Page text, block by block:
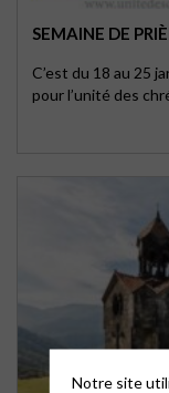
SEMAINE DE
C’est du 18 au 25
pour l’unité des
Notre site